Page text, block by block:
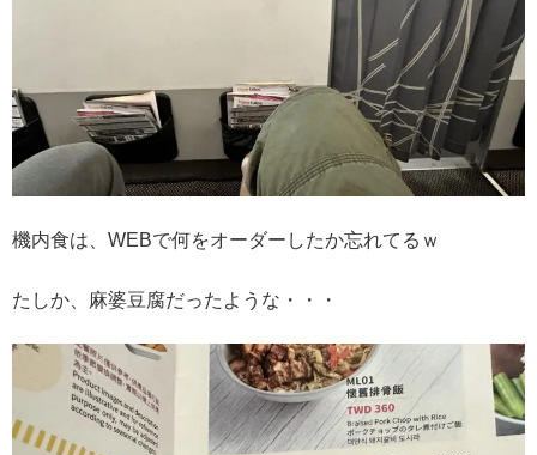
機内食は、WEBで何をオーダーしたか忘れてるｗ
たしか、麻婆豆腐だったような・・・